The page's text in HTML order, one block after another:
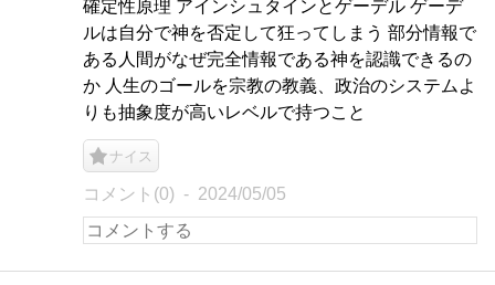
確定性原理 アインシュタインとゲーデル ゲーデ
ルは自分で神を否定して狂ってしまう 部分情報で
ある人間がなぜ完全情報である神を認識できるの
か 人生のゴールを宗教の教義、政治のシステムよ
りも抽象度が高いレベルで持つこと
ナイス
コメント(0) 2024/05/05